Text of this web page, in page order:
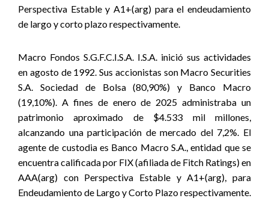
Perspectiva Estable y A1+(arg) para el endeudamiento
de largo y corto plazo respectivamente.
Macro Fondos S.G.F.C.I.S.A. I.S.A. inició sus actividades
en agosto de 1992. Sus accionistas son Macro Securities
S.A. Sociedad de Bolsa (80,90%) y Banco Macro
(19,10%). A fines de enero de 2025 administraba un
patrimonio aproximado de $4.533 mil millones,
alcanzando una participación de mercado del 7,2%. El
agente de custodia es Banco Macro S.A., entidad que se
encuentra calificada por FIX (afiliada de Fitch Ratings) en
AAA(arg) con Perspectiva Estable y A1+(arg), para
Endeudamiento de Largo y Corto Plazo respectivamente.